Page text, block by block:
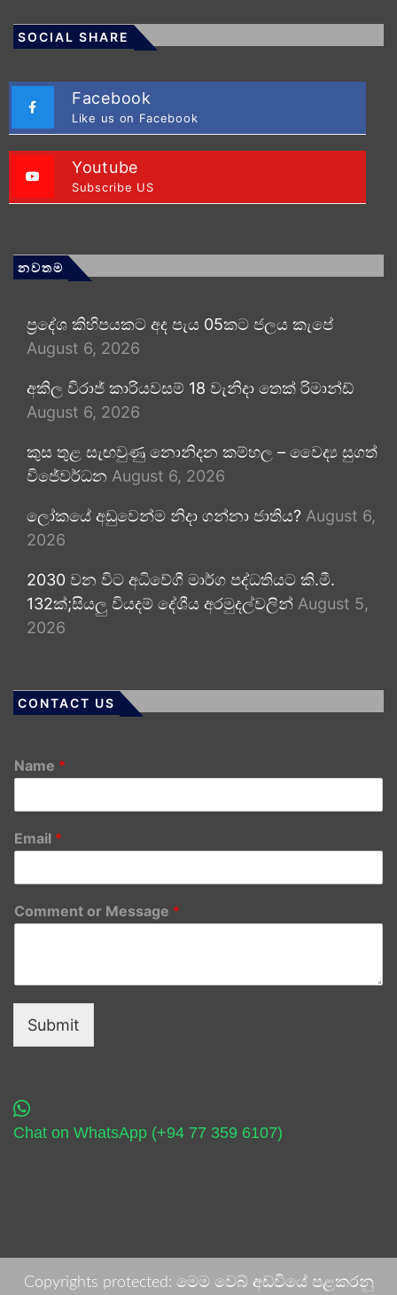
SOCIAL SHARE
Facebook
Like us on Facebook
Youtube
Subscribe US
නවතම
ප්‍රදේශ කිහිපයකට අද පැය 05කට ජලය කැපේ
August 6, 2026
අකිල විරාජ් කාරියවසම් 18 වැනිදා තෙක් රිමාන්ඩ්
August 6, 2026
කුස තුළ සැඟවුණු නොනිදන කම්හල – වෛද්‍ය සුගත්
විජේවර්ධන August 6, 2026
ලෝකයේ අඩුවෙන්ම නිදා ගන්නා ජාතිය? August 6,
2026
2030 වන විට අධිවේගී මාර්ග පද්ධතියට කි.මී.
132ක්;සියලු වියදම් දේශීය අරමුදල්වලින් August 5,
2026
CONTACT US
Name *
Email *
Comment or Message *
Submit
Chat on WhatsApp (+94 77 359 6107)
Copyrights protected: මෙම වෙබ් අඩවියේ පළකරනු